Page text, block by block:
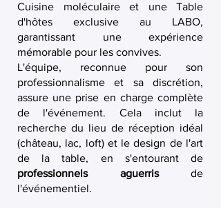
Cuisine moléculaire et une Table
d'hôtes exclusive au LABO,
garantissant une expérience
mémorable pour les convives.
L'équipe, reconnue pour son
professionnalisme et sa discrétion,
assure une prise en charge complète
de l'événement. Cela inclut la
recherche du lieu de réception idéal
(château, lac, loft) et le design de l'art
de la table, en s'entourant de
professionnels aguerrisde
l'événementiel.